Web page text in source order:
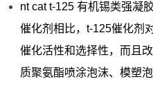
nt cat t-125 有机锡类强凝
催化剂相比，t-125催化剂
催化活性和选择性，而且
质聚氨酯喷涂泡沫、模塑